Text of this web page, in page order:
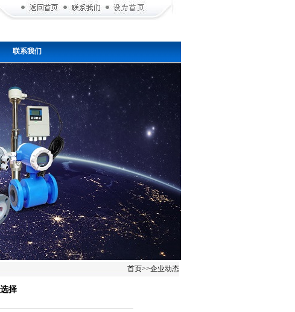
联系我们
首页>>企业动态
择